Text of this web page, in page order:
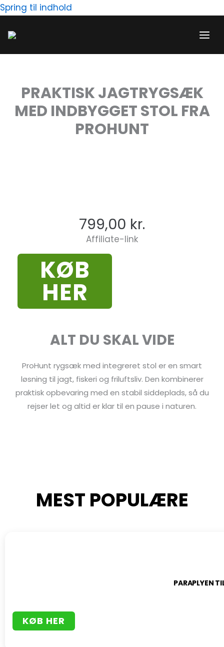
Spring til indhold
PRAKTISK JAGTRYGSÆK
MED INDBYGGET STOL FRA
PROHUNT
799,00 kr.
Affiliate-link
KØB
HER
ALT DU SKAL VIDE
ProHunt rygsæk med integreret stol er en smart
løsning til jagt, fiskeri og friluftsliv. Den kombinerer
praktisk opbevaring med en stabil siddeplads, så du
rejser let og altid er klar til en pause i naturen.
MEST POPULÆRE
PARAPLYEN
KØB HER